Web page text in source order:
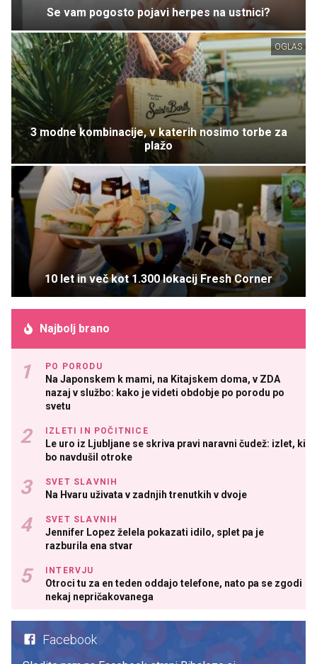
Se vam pogosto pojavi herpes na ustnici?
OGLAS
3 modne kombinacije, v katerih nosimo torbe za
plažo
10 let in več kot 1.300 lokacij Fresh Corner
Najbolj brano
PO PORODU
Na Japonskem k mami, na Kitajskem doma, v ZDA
nazaj v službo: kako je videti obdobje po porodu po
svetu
IZLETI IN POČITNICE
Le uro iz Ljubljane se skriva pravi naravni čudež: izlet, ki
bo navdušil otroke
SVET SLAVNIH
Na Hvaru uživata v zadnjih trenutkih v dvoje
SVET SLAVNIH
Jennifer Lopez želela pokazati idilo, splet pa je
razburila ena stvar
INTERVJU
Otroci tu za en teden oddajo telefone, nato pa se zgodi
nekaj nepričakovanega
Facebook